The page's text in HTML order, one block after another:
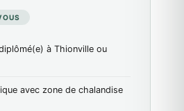
à Thionville ou
avec zone de chalandise